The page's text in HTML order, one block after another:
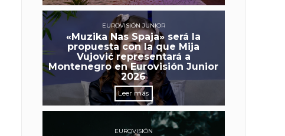
EUROVISIÓN JUNIOR
«Muzika Nas Spaja» será la
propuesta con la que Mija
Vujović representará a
Montenegro en Eurovisión Junior
2026
Leer más
EUROVISIÓN